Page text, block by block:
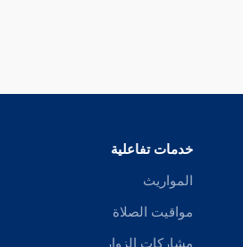
خدمات تفاعلية
المواريث
مواقيت الصلاة
مشاركات الزوار